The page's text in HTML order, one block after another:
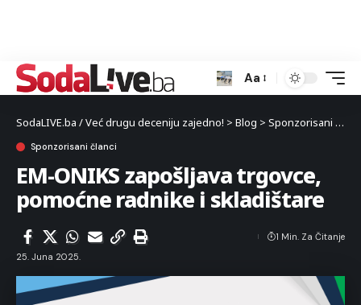
Aa
SodaLIVE.ba / Već drugu deceniju zajedno! > Blog > Sponzorisani članci
Sponzorisani članci
EM-ONIKS zapošljava trgovce,
pomoćne radnike i skladištare
25. Juna 2025.
1 Min. Za Čitanje